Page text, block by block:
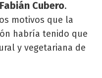
Fabián Cubero.
motivos que la
habría tenido que
y vegetariana de